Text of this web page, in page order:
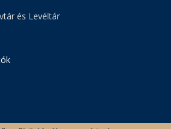
és Levéltár